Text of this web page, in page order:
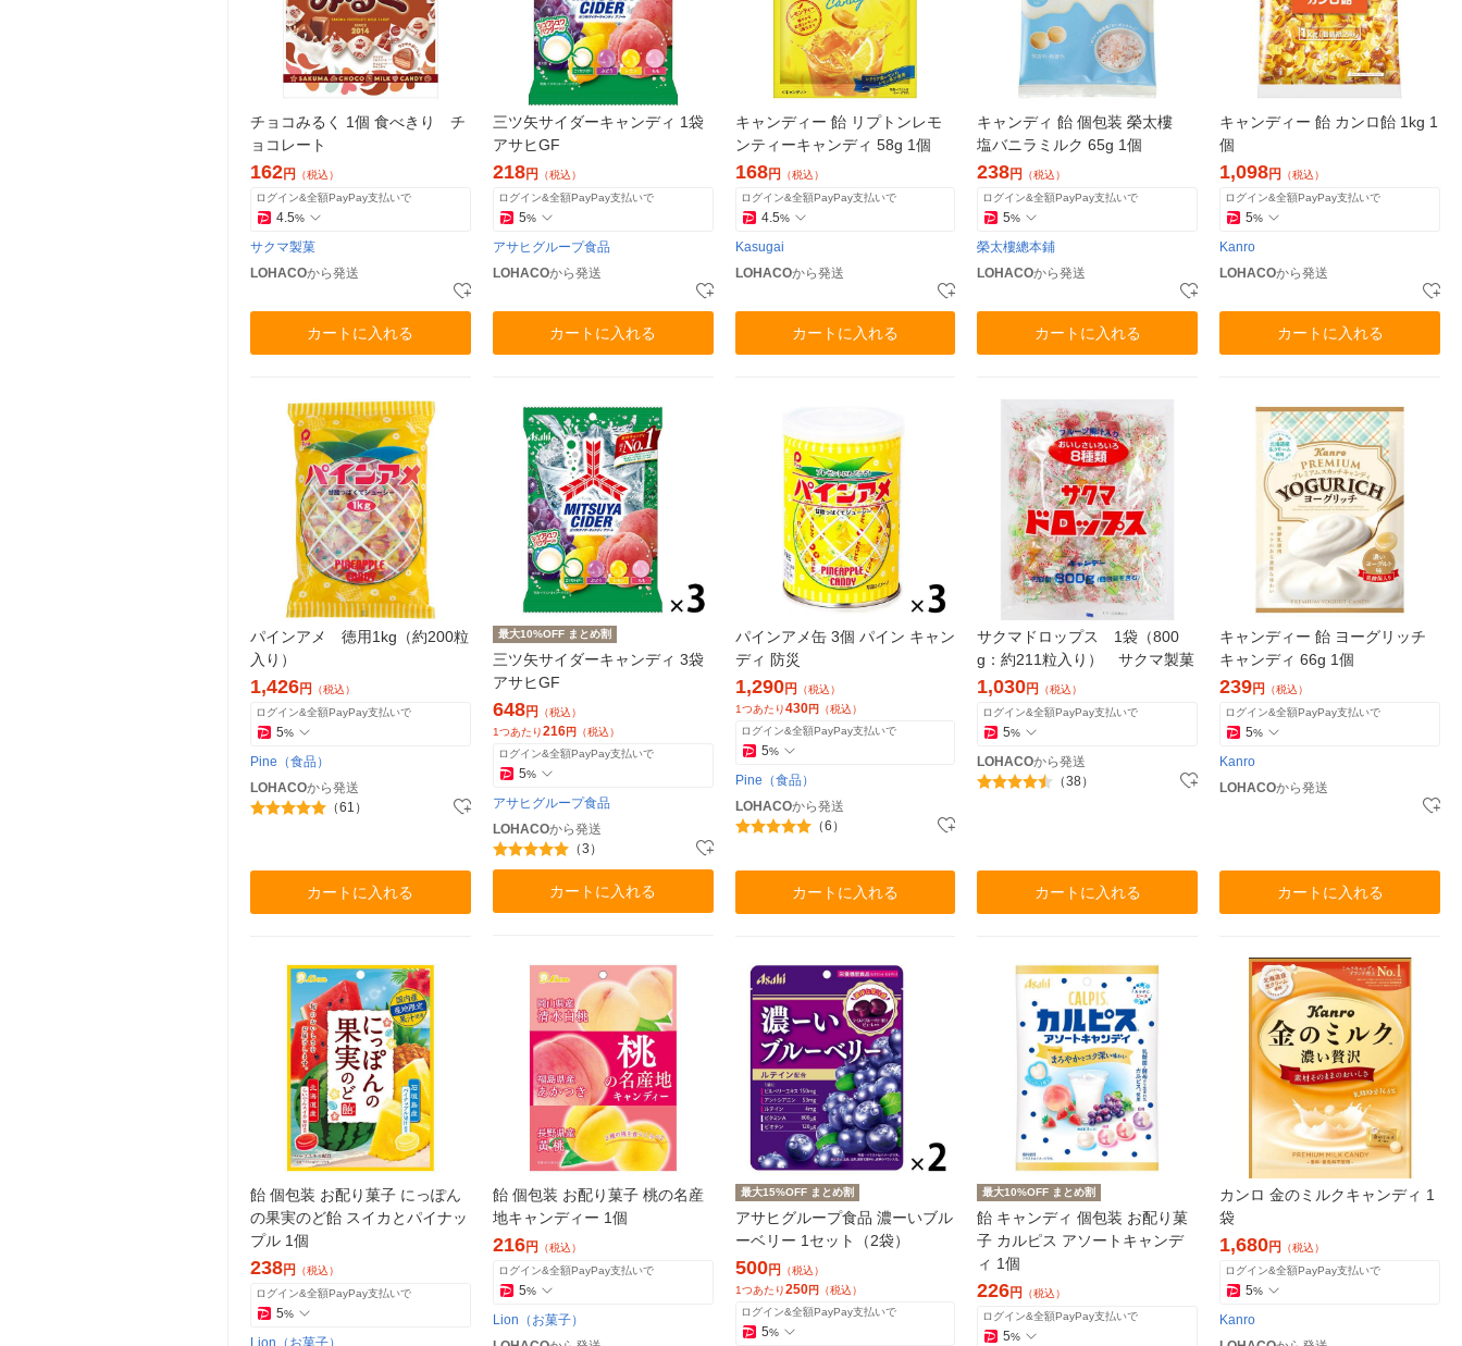
チョコみるく 1個 食べきり チ
ョコレート
162円
（税込）
ログイン&全額PayPay支払いで
4.5%
サクマ製菓
LOHACOから発送
カートに入れる
三ツ矢サイダーキャンディ 1袋
アサヒGF
218円
（税込）
ログイン&全額PayPay支払いで
5%
アサヒグループ食品
LOHACOから発送
カートに入れる
キャンディー 飴 リプトンレモ
ンティーキャンディ 58g 1個
168円
（税込）
ログイン&全額PayPay支払いで
4.5%
Kasugai
LOHACOから発送
カートに入れる
キャンディ 飴 個包装 榮太樓
塩バニラミルク 65g 1個
238円
（税込）
ログイン&全額PayPay支払いで
5%
榮太樓總本鋪
LOHACOから発送
カートに入れる
キャンディー 飴 カンロ飴 1kg 1
個
1,098円
（税込）
ログイン&全額PayPay支払いで
5%
Kanro
LOHACOから発送
カートに入れる
パインアメ 徳用1kg（約200粒
入り）
1,426円
（税込）
ログイン&全額PayPay支払いで
5%
Pine（食品）
LOHACOから発送
（61）
カートに入れる
最大10%OFF まとめ割
三ツ矢サイダーキャンディ 3袋
アサヒGF
648円
（税込）
1つあたり216円 （税込）
ログイン&全額PayPay支払いで
5%
アサヒグループ食品
LOHACOから発送
（3）
カートに入れる
パインアメ缶 3個 パイン キャン
ディ 防災
1,290円
（税込）
1つあたり430円 （税込）
ログイン&全額PayPay支払いで
5%
Pine（食品）
LOHACOから発送
（6）
カートに入れる
サクマドロップス 1袋（800
g：約211粒入り） サクマ製菓
1,030円
（税込）
ログイン&全額PayPay支払いで
5%
LOHACOから発送
（38）
カートに入れる
キャンディー 飴 ヨーグリッチ
キャンディ 66g 1個
239円
（税込）
ログイン&全額PayPay支払いで
5%
Kanro
LOHACOから発送
カートに入れる
飴 個包装 お配り菓子 にっぽん
の果実のど飴 スイカとパイナッ
プル 1個
238円 （税込）
ログイン&全額PayPay支払いで
5%
Lion（お菓子）
飴 個包装 お配り菓子 桃の名産
地キャンディー 1個
216円 （税込）
ログイン&全額PayPay支払いで
5%
Lion（お菓子）
最大15%OFF まとめ割
アサヒグループ食品 濃ーいブル
ーベリー 1セット（2袋）
500円 （税込）
1つあたり250円 （税込）
ログイン&全額PayPay支払いで
5%
最大10%OFF まとめ割
飴 キャンディ 個包装 お配り菓
子 カルピス アソートキャンデ
ィ 1個
226円
（税込）
ログイン&全額PayPay支払いで
5%
カンロ 金のミルクキャンディ 1
袋
1,680円
（税込）
ログイン&全額PayPay支払いで
5%
Kanro